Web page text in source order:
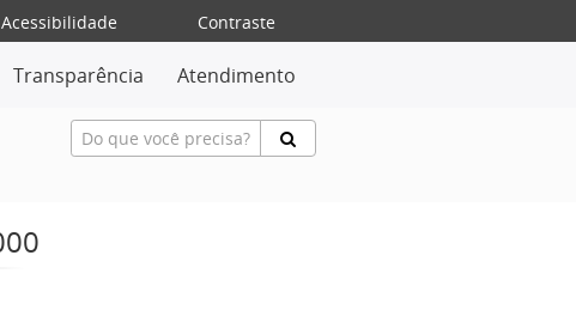
Acessibilidade
Contraste
Transparência Atendimento